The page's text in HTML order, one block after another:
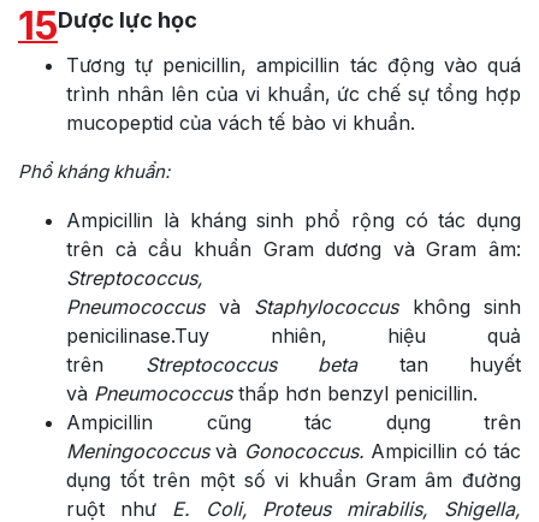
15Dược lực học
Tương tự penicillin, ampicillin tác động vào quá
trình nhân lên của vi khuẩn, ức chế sự tổng hợp
mucopeptid của vách tế bào vi khuẩn.
Phổ kháng khuẩn:
Ampicillin là kháng sinh phổ rộng có tác dụng
trên cả cầu khuẩn Gram dương và Gram âm:
Streptococcus,
Pneumococcusvà Staphylococcuskhông sinh
penicilinase.Tuy nhiên, hiệu quả
trên Streptococcus betatan huyết
và Pneumococcusthấp hơn benzyl penicillin.
Ampicillin cũng tác dụng trên
Meningococcusvà Gonococcus. Ampicillin có tác
dụng tốt trên một số vi khuẩn Gram âm đường
ruột như E. Coli, Proteus mirabilis, Shigella,